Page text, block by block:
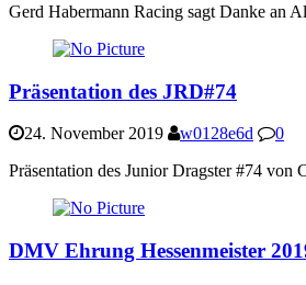
Gerd Habermann Racing sagt Danke an
Präsentation des JRD#74
24. November 2019 w0128e6d
0
Präsentation des Junior Dragster #74
DMV Ehrung Hessenmeister